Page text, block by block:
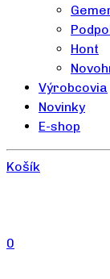
0
Hont
Výrobcovia
Novinky
E-shop
Košík